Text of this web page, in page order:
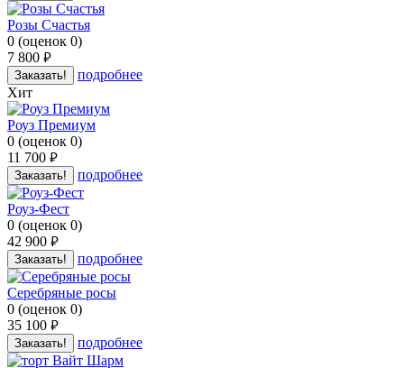
Розы Счастья
0 (оценок 0)
7 800 руб.
Заказать!
подробнее
Хит
Роуз Премиум
0 (оценок 0)
11 700 руб.
Заказать! подробнее
Роуз-Фест
0 (оценок 0)
42 900 руб.
Заказать! подробнее
Серебряные росы
0 (оценок 0)
35 100 руб.
Заказать! подробнее